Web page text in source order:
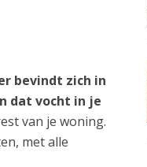
bevindt zich in
dat vocht in je
van je woning.
met alle